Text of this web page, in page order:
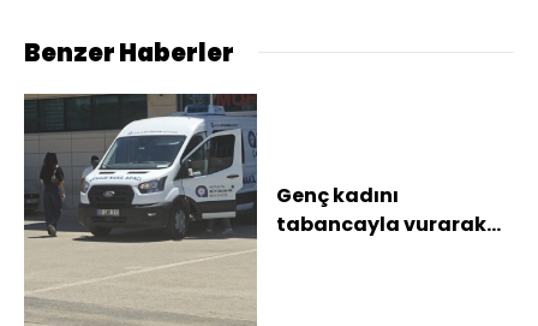
Benzer Haberler
Genç kadını
tabancayla vurarak